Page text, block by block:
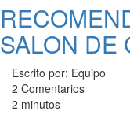
SALON DE
Escrito por: Equipo
2 Comentarios
2 minutos